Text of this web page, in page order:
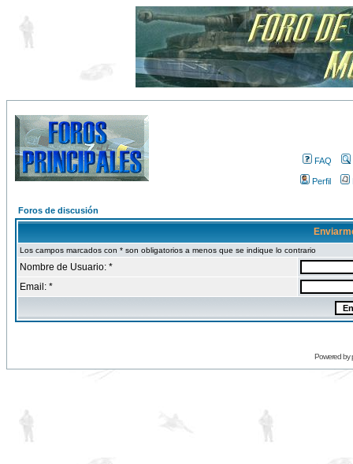
FAQ
Perfil
Foros de discusión
Los campos marcados con * son obligatorios a menos que se indique lo contrario
Nombre de Usuario: *
Email: *
Powered by